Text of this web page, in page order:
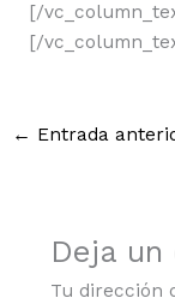
[/
[/
← Entrada
Deja
Tu dirección